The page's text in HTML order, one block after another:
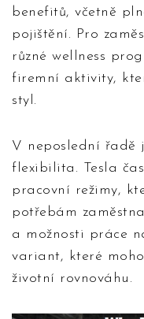
benefitů, včetně
pojištění. Pro
různé wellness
firemní aktivity,
styl.
V neposlední řadě
flexibilita. Tesla
pracovní režimy,
potřebám
a možnosti práce
variant, které
životní rovnováhu.